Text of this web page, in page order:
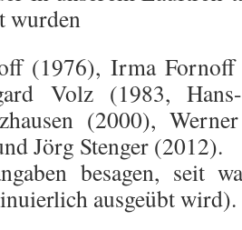
wurden
(1976), Irma
Volz (1983,
(2000),
Jörg Stenger (2012).
besagen, seit
ausgeübt wird).